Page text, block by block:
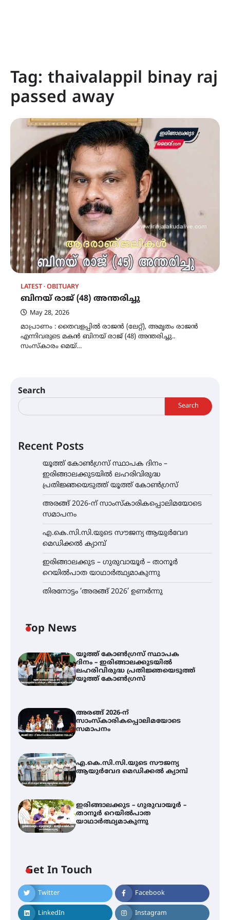
Tag: thaivalappil binay raj
passed away
LATEST OBITUARY
ബിനയ് രാജ് (48) അന്തരിച്ചു
May 28, 2026
മാപ്രാണം : തൈവളപ്പിൽ രാജൻ (ലേറ്റ്), അമൃതം രാജൻ
എന്നിവരുടെ മകൻ ബിനയ് രാജ് (48) അന്തരിച്ചു..
സംസ്കാരം മെയ്…
Search
Search
Recent Posts
യൂത്ത് കോൺഗ്രസ്‌ സ്ഥാപക ദിനം –
ഇരിങ്ങാലക്കുടയിൽ ലഹരിവിരുദ്ധ
പ്രതിജ്ഞയെടുത്ത് യൂത്ത് കോൺഗ്രസ്
അരങ്ങ് 2026-ന് സാംസ്കാരികപ്പൊലിമയോടെ
സമാപനം
എ.കെ.സി.സി.യുടെ സൗജന്യ ആയുർവേദ
മെഡിക്കൽ ക്യാമ്പ്
ഇരിങ്ങാലക്കുട – ഗുരുവായൂർ – താനൂർ
റെയിൽപാത യാഥാർത്ഥ്യമാകുന്നു
തിരനോട്ടം ‘അരങ്ങ് 2026’ ഉണർന്നു
Top News
യൂത്ത് കോൺഗ്രസ്‌ സ്ഥാപക
ദിനം – ഇരിങ്ങാലക്കുടയിൽ
ലഹരിവിരുദ്ധ പ്രതിജ്ഞയെടുത്ത്
യൂത്ത് കോൺഗ്രസ്
അരങ്ങ് 2026-ന്
സാംസ്കാരികപ്പൊലിമയോടെ
സമാപനം
എ.കെ.സി.സി.യുടെ സൗജന്യ
ആയുർവേദ മെഡിക്കൽ ക്യാമ്പ്
ഇരിങ്ങാലക്കുട – ഗുരുവായൂർ –
താനൂർ റെയിൽപാത
യാഥാർത്ഥ്യമാകുന്നു
Get In Touch
Twitter Facebook
LinkedIn Instagram
അരങ്ങ് 2026-ന്
സാംസ്കാരികപ്പൊലിമയോടെ
സമാപനം